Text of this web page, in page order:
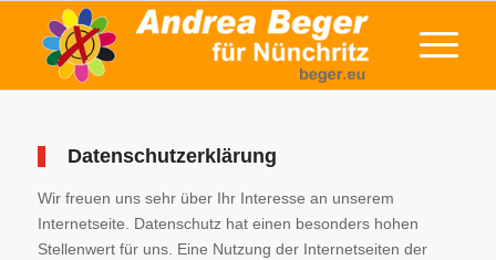
Datenschutzerklärung
Wir freuen uns sehr über Ihr Interesse an unserem
Internetseite. Datenschutz hat einen besonders hohen
Stellenwert für uns. Eine Nutzung der Internetseiten der